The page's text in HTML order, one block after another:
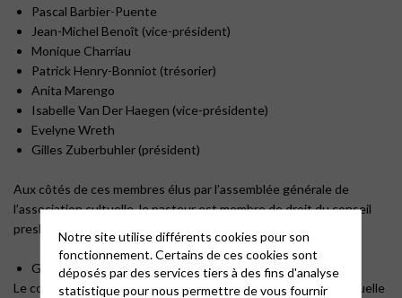
Pascal Barbier-Puente
Jean-Michel Benoît (vice-président)
Monique Charriau
Patrick Henry-Bonniot (trésorier)
Anita Marengo
Isabelle Van Der Haegen (vice-présidente)
Evelyne Wreth
Gilles Zuberbuhler (président)
Aux côtés de ces membres élus par l’assemblée générale de
l’association cultuelle, le pasteur est membre de droit du conseil
presbytéral.
Geoffroy Perrin-Willm, pasteur
Le conseil presbytéral a une mission tout à fait singulière à laquelle
Notre site utilise différents cookies pour son
fonctionnement. Certains de ces cookies sont
déposés par des services tiers à des fins d'analyse
statistique pour nous permettre de vous fournir